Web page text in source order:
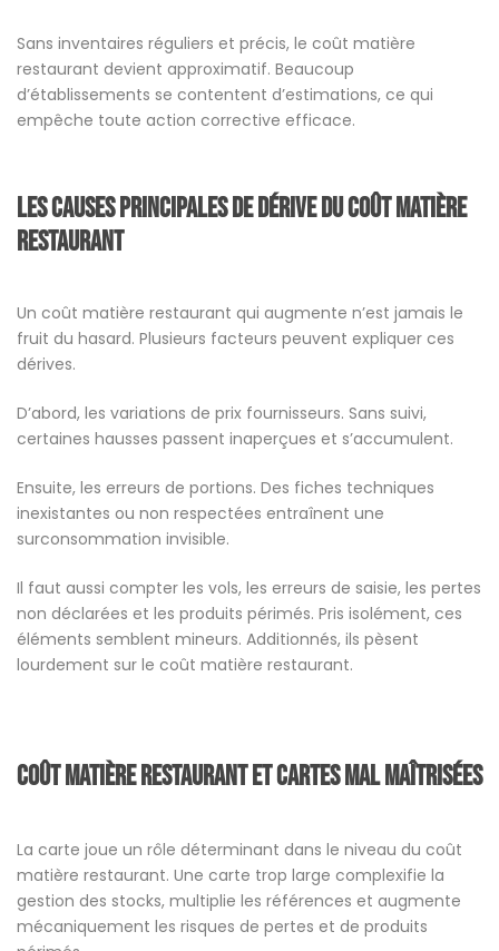
Sans inventaires réguliers et précis, le coût matière
restaurant devient approximatif. Beaucoup
d’établissements se contentent d’estimations, ce qui
empêche toute action corrective efficace.
Les causes principales de dérive du coût matière
restaurant
Un coût matière restaurant qui augmente n’est jamais le
fruit du hasard. Plusieurs facteurs peuvent expliquer ces
dérives.
D’abord, les variations de prix fournisseurs. Sans suivi,
certaines hausses passent inaperçues et s’accumulent.
Ensuite, les erreurs de portions. Des fiches techniques
inexistantes ou non respectées entraînent une
surconsommation invisible.
Il faut aussi compter les vols, les erreurs de saisie, les pertes
non déclarées et les produits périmés. Pris isolément, ces
éléments semblent mineurs. Additionnés, ils pèsent
lourdement sur le coût matière restaurant.
Coût matière restaurant et cartes mal maîtrisées
La carte joue un rôle déterminant dans le niveau du coût
matière restaurant. Une carte trop large complexifie la
gestion des stocks, multiplie les références et augmente
mécaniquement les risques de pertes et de produits